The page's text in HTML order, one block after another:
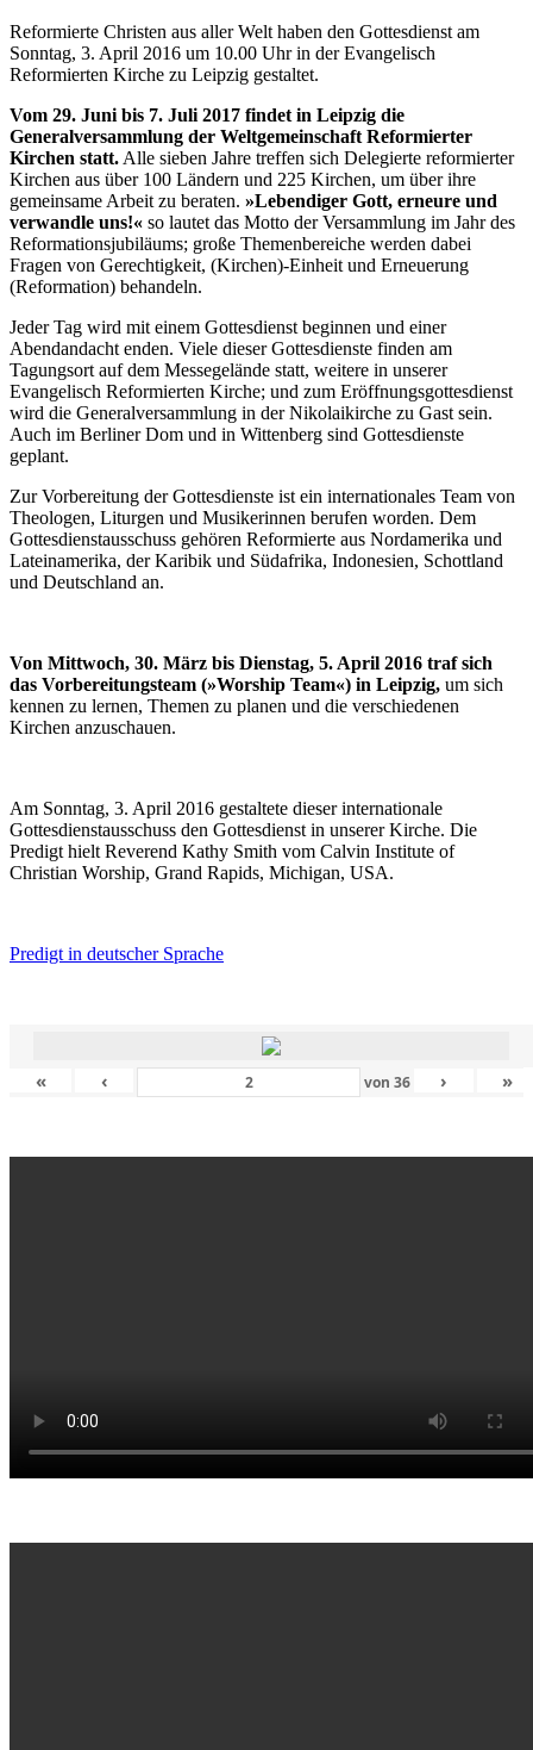
Reformierte Christen aus aller Welt haben den Gottesdienst am
Sonntag, 3. April 2016 um 10.00 Uhr in der Evangelisch
Reformierten Kirche zu Leipzig gestaltet.
Vom 29. Juni bis 7. Juli 2017 findet in Leipzig die
Generalversammlung der Weltgemeinschaft Reformierter
Kirchen statt.Alle sieben Jahre treffen sich Delegierte reformierter
Kirchen aus über 100 Ländern und 225 Kirchen, um über ihre
gemeinsame Arbeit zu beraten. »Lebendiger Gott, erneure und
verwandle uns!« so lautet das Motto der Versammlung im Jahr des
Reformationsjubiläums; große Themenbereiche werden dabei
Fragen von Gerechtigkeit, (Kirchen)-Einheit und Erneuerung
(Reformation) behandeln.
Jeder Tag wird mit einem Gottesdienst beginnen und einer
Abendandacht enden. Viele dieser Gottesdienste finden am
Tagungsort auf dem Messegelände statt, weitere in unserer
Evangelisch Reformierten Kirche; und zum Eröffnungsgottesdienst
wird die Generalversammlung in der Nikolaikirche zu Gast sein.
Auch im Berliner Dom und in Wittenberg sind Gottesdienste
geplant.
Zur Vorbereitung der Gottesdienste ist ein internationales Team von
Theologen, Liturgen und Musikerinnen berufen worden. Dem
Gottesdienstausschuss gehören Reformierte aus Nordamerika und
Lateinamerika, der Karibik und Südafrika, Indonesien, Schottland
und Deutschland an.
Von Mittwoch, 30. März bis Dienstag, 5. April 2016 traf sich
das Vorbereitungsteam (»Worship Team«) in Leipzig, um sich
kennen zu lernen, Themen zu planen und die verschiedenen
Kirchen anzuschauen.
Am Sonntag, 3. April 2016 gestaltete dieser internationale
Gottesdienstausschuss den Gottesdienst in unserer Kirche. Die
Predigt hielt Reverend Kathy Smith vom Calvin Institute of
Christian Worship, Grand Rapids, Michigan, USA.
Predigt in deutscher Sprache
« ‹ von36 › »